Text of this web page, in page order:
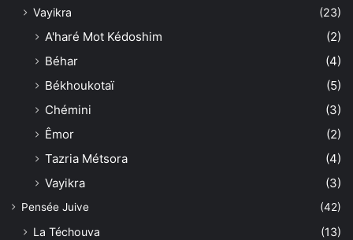
Vayikra (23)
A'haré Mot Kédoshim
(2)
Béhar
(4)
Békhoukotaï
(5)
Chémini
(3)
Êmor
(2)
Tazria Métsora
(4)
Vayikra
(3)
Pensée Juive (42)
La Téchouva
(13)